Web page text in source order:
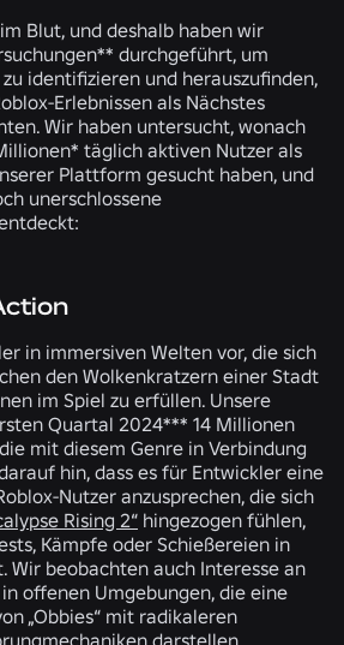
Blut, und deshalb haben wir
durchgeführt, um
identifizieren und herauszufinden,
Erlebnissen als Nächstes
Wir haben untersucht, wonach
täglich aktiven Nutzer als
Plattform gesucht haben, und
unerschlossene
in immersiven Welten vor, die sich
den Wolkenkratzern einer Stadt
im Spiel zu erfüllen. Unsere
Quartal 2024*** 14 Millionen
mit diesem Genre in Verbindung
hin, dass es für Entwickler eine
Nutzer anzusprechen, die sich
Rising 2“ hingezogen fühlen,
Kämpfe oder Schießereien in
Wir beobachten auch Interesse an
offenen Umgebungen, die eine
„Obbies“ mit radikaleren
darstellen.